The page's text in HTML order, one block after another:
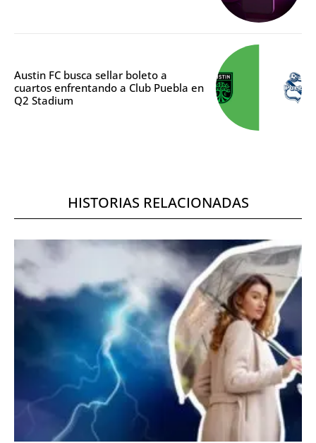
Austin FC busca sellar boleto a
cuartos enfrentando a Club Puebla en
Q2 Stadium
HISTORIAS RELACIONADAS